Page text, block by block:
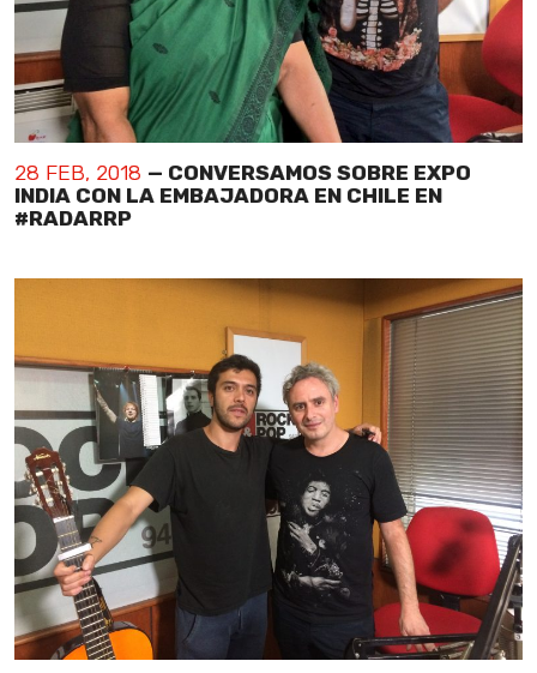
28 FEB, 2018 — CONVERSAMOS SOBRE EXPO
INDIA CON LA EMBAJADORA EN CHILE EN
#RADARRP